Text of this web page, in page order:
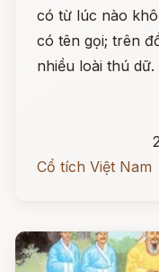
có từ lúc nào
có tên gọi; trên
nhiều loài thú dữ.
Cổ tích Việt Nam